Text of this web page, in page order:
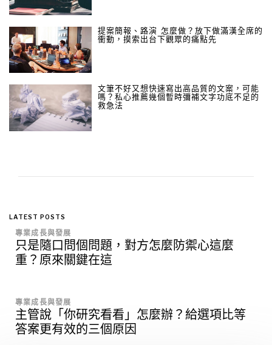
提案簡報、路演 怎麼做？放下做滿漢全席的
衝動，摸索出台下觀眾的痛點先
文筆不好又想快速寫出高品質的文案，可能
嗎？私心推薦幾個暫時彌補文字功底不足的
救急法
LATEST POSTS
專業成長與發展
只是隨口問個問題，對方怎麼防禦心這麼
重？原來關鍵在這
專業成長與發展
主管說「你研究看看」怎麼辦？給選項比等
答案更有效的三個原因